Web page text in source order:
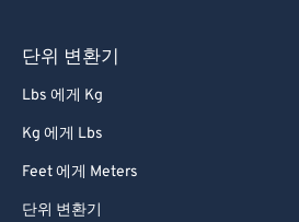
단위 변환기
Lbs 에게 Kg
Kg 에게 Lbs
Feet 에게 Meters
단위 변환기